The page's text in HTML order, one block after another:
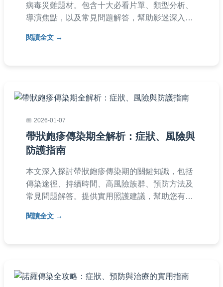
病毒災難題材。包含十大必看片單、類型分析、
導演焦點，以及常見問題解答，幫助影迷深入理
資深粉絲，都能找到實用資訊。
閱讀全文
2026-01-07
帶狀皰疹傳染期全解析：症狀、風險與
防護指南
本文深入探討帶狀皰疹傳染期的關鍵知識，包括
傳染途徑、持續時間、高風險族群、預防方法及
常見問題解答。提供實用照護建議，幫助您有效
學常見資訊，避免專業術語，易懂實用。
閱讀全文